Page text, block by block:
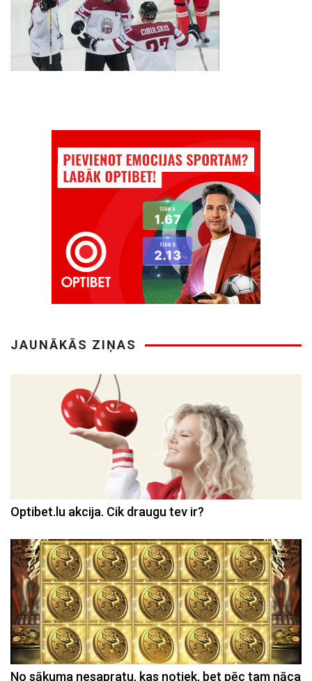
JAUNĀKĀS ZIŅAS
Optibet.lu akcija. Cik draugu tev ir?
No sākuma nesapratu, kas notiek, bet pēc tam nāca